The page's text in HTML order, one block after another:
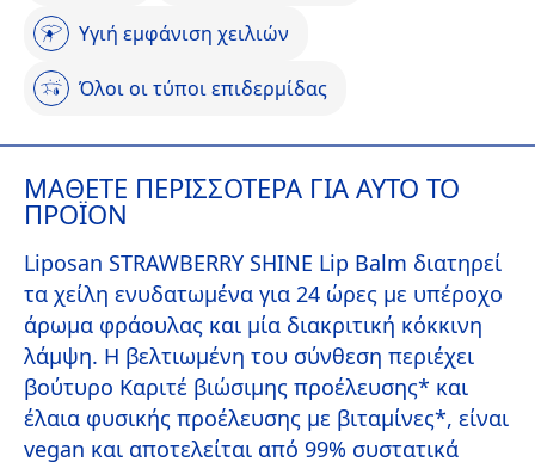
Υγιή εμφάνιση χειλιών
Όλοι οι τύποι επιδερμίδας
ΜΆΘΕΤΕ ΠΕΡΙΣΣΌΤΕΡΑ ΓΙΑ ΑΥΤΌ ΤΟ
ΠΡΟΪΌΝ
Liposan STRAWBERRY SHINE Lip Balm διατηρεί
τα χείλη ενυδατωμένα για 24 ώρες με υπέροχο
άρωμα φράουλας και μία διακριτική κόκκινη
λάμψη. H βελτιωμένη του σύνθεση περιέχει
βούτυρο Καριτέ βιώσιμης προέλευσης* και
έλαια φυσικής προέλευσης με βιταμίνες*, είναι
vegan και αποτελείται από 99% συστατικά